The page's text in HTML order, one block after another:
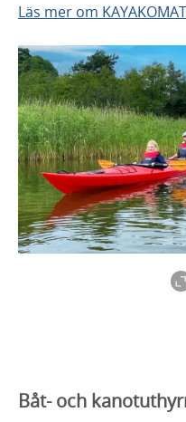
Läs mer om
Båt- och